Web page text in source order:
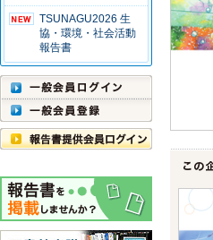
TSUNAGU2026 生
協・環境・社会活動
報告書